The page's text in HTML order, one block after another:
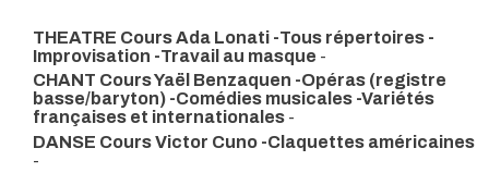
THEATRE Cours Ada Lonati -Tous répertoires -
Improvisation -Travail au masque -
CHANT Cours Yaël Benzaquen -Opéras (registre
basse/baryton) -Comédies musicales -Variétés
françaises et internationales -
DANSE Cours Victor Cuno -Claquettes américaines
-